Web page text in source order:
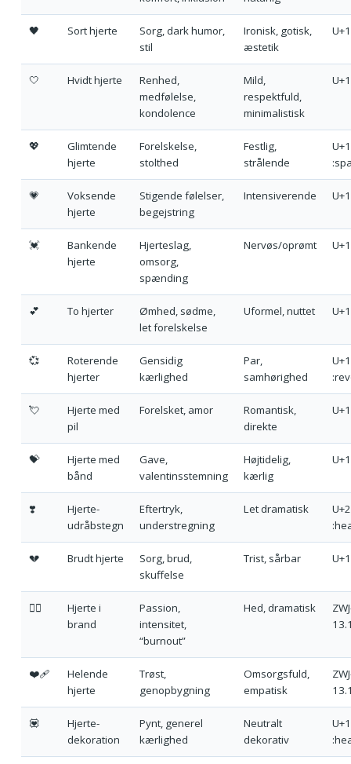
🖤 Sort hjerte
Sorg, dark humor,
stil
Ironisk, gotisk,
æstetik
🤍 Hvidt hjerte
Renhed,
medfølelse,
kondolence
Mild,
respektfuld,
minimalistisk
💖
Glimtende
hjerte
Forelskelse,
stolthed
Festlig,
strålende
💗
Voksende
hjerte
Stigende følelser,
begejstring
Intensiverende
💓
Bankende
hjerte
Hjerteslag,
omsorg,
spænding
Nervøs/oprømt
💕 To hjerter
Ømhed, sødme,
let forelskelse
Uformel, nuttet
💞
Roterende
hjerter
Gensidig
kærlighed
Par,
samhørighed
💘
Hjerte med
pil
Forelsket, amor
Romantisk,
direkte
💝
Hjerte med
bånd
Gave,
valentinsstemning
Højtidelig,
kærlig
❣️
Hjerte-
udråbstegn
Eftertryk,
understregning
Let dramatisk
💔 Brudt hjerte
Sorg, brud,
skuffelse
Trist, sårbar
❤️‍🔥
Hjerte i
brand
Passion,
intensitet,
“burnout”
Hed, dramatisk
❤️‍🩹
Helende
hjerte
Trøst,
genopbygning
Omsorgsfuld,
empatisk
💟
Hjerte-
dekoration
Pynt, generel
kærlighed
Neutralt
dekorativ